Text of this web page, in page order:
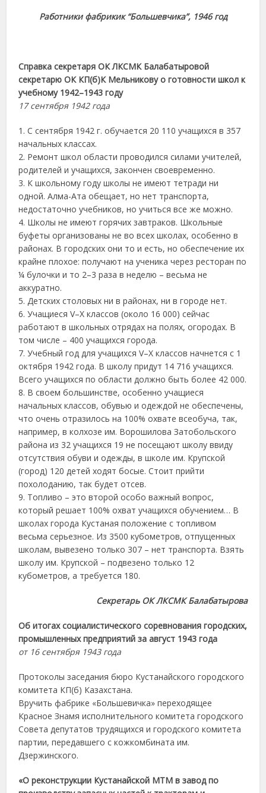
Работники фабрикик “Большевчика”, 1946 год
Справка секретаря ОК ЛКСМК Балабатыровой
секретарю ОК КП(б)К Мельникову о готовности школ к
учебному 1942–1943 году
17 сентября 1942 года
1. С сентября 1942 г. обучается 20 110 учащихся в 357
начальных классах.
2. Ремонт школ области проводился силами учителей,
родителей и учащихся, закончен своевременно.
3. К школьному году школы не имеют тетради ни
одной. Алма-Ата обещает, но нет транспорта,
недостаточно учебников, но учиться все же можно.
4. Школы не имеют горячих завтраков. Школьные
буфеты организованы не во всех школах, особенно в
районах. В городских они то и есть, но обеспечение их
крайне плохое: получают на ученика через ресторан по
¼ булочки и то 2–3 раза в неделю – весьма не
аккуратно.
5. Детских столовых ни в районах, ни в городе нет.
6. Учащиеся V–X классов (около 16 000) сейчас
работают в школьных отрядах на полях, огородах. В
том числе – 400 учащихся города.
7. Учебный год для учащихся V–X классов начнется с 1
октября 1942 года. В школу придут 14 716 учащихся.
Всего учащихся по области должно быть более 42 000.
8. В своем большинстве, особенно учащиеся
начальных классов, обувью и одеждой не обеспечены,
что очень отразилось на 100% охвате всеобуча, так,
например, в колхозе им. Ворошилова Затобольского
района из 32 учащихся 19 не посещают школу ввиду
отсутствия обуви и одежды, в школе им. Крупской
(город) 120 детей ходят босые. Стоит прийти
похолоданию, так будет отсев.
9. Топливо – это второй особо важный вопрос,
который решает 100% охват учащихся обучением… В
школах города Кустаная положение с топливом
весьма серьезное. Из 3500 кубометров, отпущенных
школам, вывезено только 307 – нет транспорта. Взять
школу им. Крупской – подвезено только 12
кубометров, а требуется 180.
Секретарь ОК ЛКСМК Балабатырова
Об итогах социалистического соревнования городских,
промышленных предприятий за август 1943 года
от 16 сентября 1943 года
Протоколы заседания бюро Кустанайского городского
комитета КП(б) Казахстана.
Вручить фабрике «Большевичка» переходящее
Красное Знамя исполнительного комитета городского
Совета депутатов трудящихся и городского комитета
партии, передавшего с кожкомбината им.
Дзержинского.
«О реконструкции Кустанайской МТМ в завод по